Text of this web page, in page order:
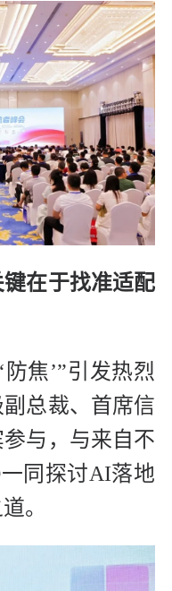
在于找准适配
焦’”引发热烈
总裁、首席信
与，与来自不
同探讨AI落地
。